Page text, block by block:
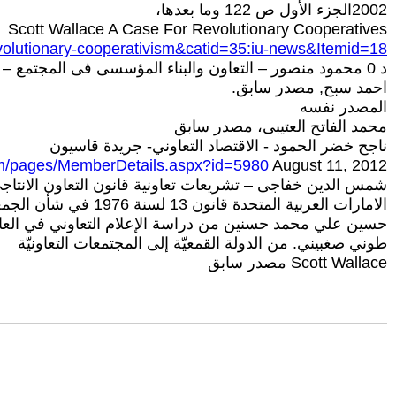
2002الجزء الأول ص 122 وما بعدها،
Scott Wallace A Case For Revolutionary Cooperatives
cooperativism&catid=35:iu-news&Itemid=18
د 0 محمود منصور – التعاون والبناء المؤسسى فى المجتمع – ندوة عن دور الدولة فى تطوير التعاونيات 2007
احمد سبح, مصدر سابق.
المصدر نفسه
محمد الفاتح العتيبى، مصدر سابق
ناجح خضر الحمود‎ - الاقتصاد التعاوني- جريدة قاسيون
pages/MemberDetails.aspx?id=5980 August 11, 2012
شمس الدين خفاجى – تشريعات تعاونية قانون التعاون الانتاجى –
الامارات العربية المتحدة قانون 13 لسنة 1976 في شأن الجمعيات التعاونية
حسين علي محمد حسنين من دراسة الإعلام التعاوني في
طوني صغبيني. من الدولة القمعيّة إلى المجتمعات التعاونيّة
Scott Wallace مصدر سابق